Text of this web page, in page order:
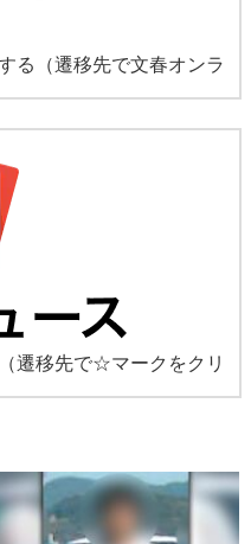
る
（遷移先で文春オンラ
（遷移先で☆マークをクリ